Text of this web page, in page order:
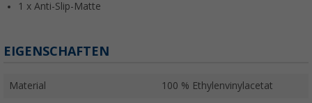
1 x Anti-Slip-Matte
EIGENSCHAFTEN
Material 100 % Ethylenvinylacetat